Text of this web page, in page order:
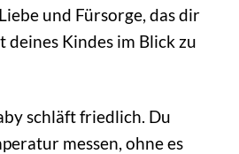
und Fürsorge, das dir
deines Kindes im Blick zu
schläft friedlich. Du
messen, ohne es